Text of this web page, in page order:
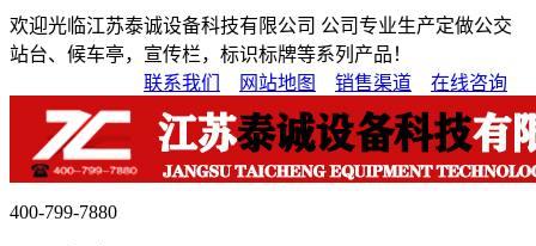
欢迎光临江苏泰诚设备科技有限公司 公司专业生产定做公交
站台、候车亭，宣传栏，标识标牌等系列产品！
联系我们
网站地图 销售渠道 在线咨询
400-799-7880